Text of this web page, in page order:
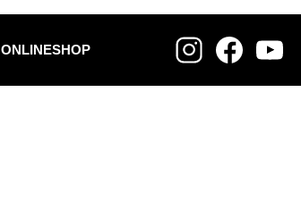
ONLINESHOP